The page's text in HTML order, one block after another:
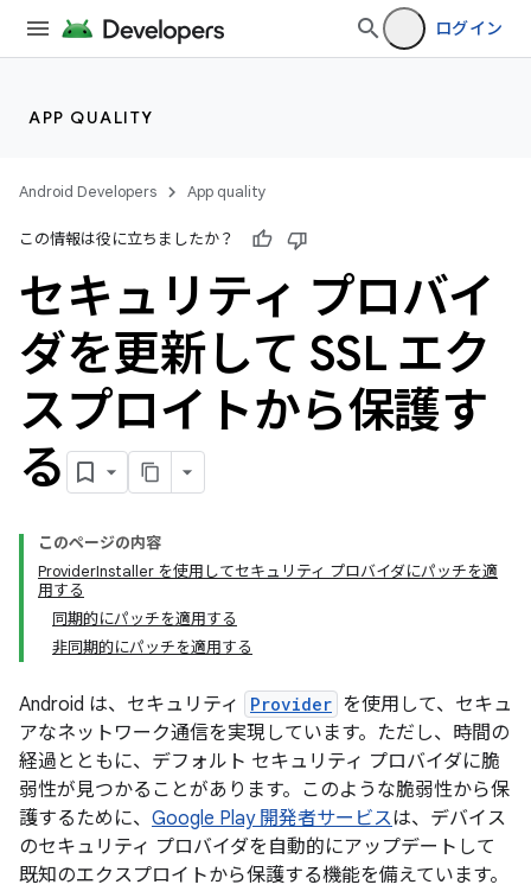
ログイン
APP QUALITY
Android Developers App quality
この情報は役に立ちましたか？
セキュリティ プロバイ
ダを更新して SSL エク
スプロイトから保護す
る
このページの内容
ProviderInstaller を使用してセキュリティ プロバイダにパッチを適
用する
同期的にパッチを適用する
非同期的にパッチを適用する
Android は、セキュリティ Provider を使用して、セキュ
アなネットワーク通信を実現しています。ただし、時間の
経過とともに、デフォルト セキュリティ プロバイダに脆
弱性が見つかることがあります。このような脆弱性から保
護するために、 Google Play 開発者サービスは、デバイス
のセキュリティ プロバイダを自動的にアップデートして
既知のエクスプロイトから保護する機能を備えています。